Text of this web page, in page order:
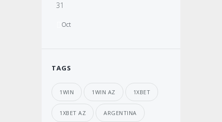
31
Oct
TAGS
1WIN 1WIN AZ 1XBET
1XBET AZ ARGENTINA